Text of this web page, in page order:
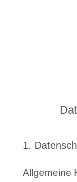
1.
Allgemeine